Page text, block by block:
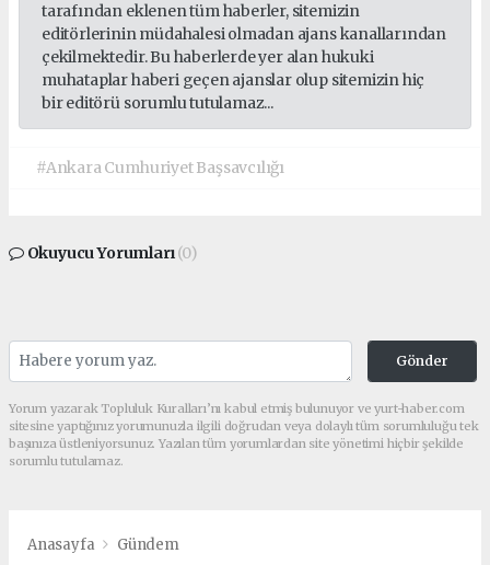
tarafından eklenen tüm haberler, sitemizin
editörlerinin müdahalesi olmadan ajans kanallarından
çekilmektedir. Bu haberlerde yer alan hukuki
muhataplar haberi geçen ajanslar olup sitemizin hiç
bir editörü sorumlu tutulamaz...
#Ankara Cumhuriyet Başsavcılığı
Okuyucu Yorumları(0)
Gönder
Yorum yazarak Topluluk Kuralları’nı kabul etmiş bulunuyor ve yurt-haber.com
sitesine yaptığınız yorumunuzla ilgili doğrudan veya dolaylı tüm sorumluluğu tek
başınıza üstleniyorsunuz. Yazılan tüm yorumlardan site yönetimi hiçbir şekilde
sorumlu tutulamaz.
Anasayfa Gündem